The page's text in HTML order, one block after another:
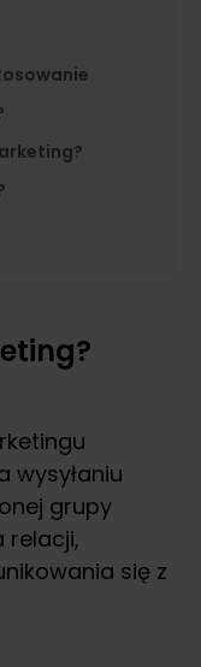
wysyłaniu
grupy
relacji,
się z